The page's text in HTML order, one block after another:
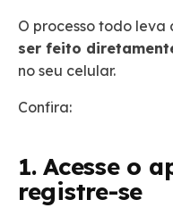
O processo todo leva
ser feito
no seu celular.
Confira:
1. Acesse o
registre-se